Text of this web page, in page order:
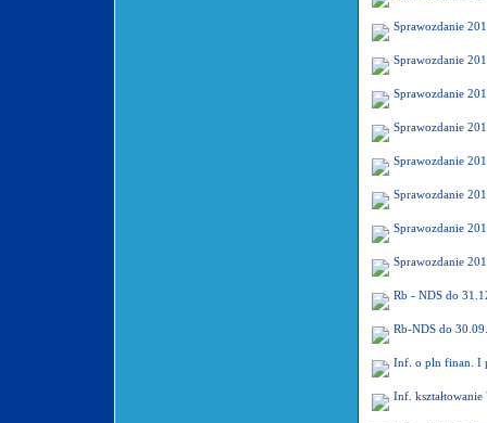
Sprawozdanie
Sprawozdanie
Sprawozdanie
Sprawozdanie
Sprawozdanie
Sprawozdanie
Sprawozdanie
Sprawozdanie
Rb - NDS do
Rb-NDS do
Inf. o pln finan. I
Inf. kształtowanie